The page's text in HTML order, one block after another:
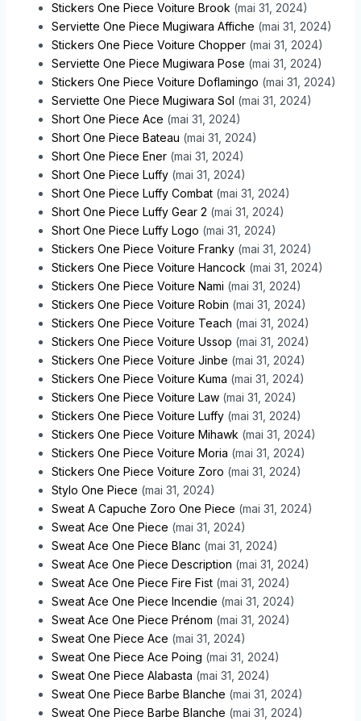
Stickers One Piece Voiture Brook (mai 31, 2024)
Serviette One Piece Mugiwara Affiche (mai 31, 2024)
Stickers One Piece Voiture Chopper (mai 31, 2024)
Serviette One Piece Mugiwara Pose (mai 31, 2024)
Stickers One Piece Voiture Doflamingo (mai 31, 2024)
Serviette One Piece Mugiwara Sol (mai 31, 2024)
Short One Piece Ace (mai 31, 2024)
Short One Piece Bateau (mai 31, 2024)
Short One Piece Ener (mai 31, 2024)
Short One Piece Luffy (mai 31, 2024)
Short One Piece Luffy Combat (mai 31, 2024)
Short One Piece Luffy Gear 2 (mai 31, 2024)
Short One Piece Luffy Logo (mai 31, 2024)
Stickers One Piece Voiture Franky (mai 31, 2024)
Stickers One Piece Voiture Hancock (mai 31, 2024)
Stickers One Piece Voiture Nami (mai 31, 2024)
Stickers One Piece Voiture Robin (mai 31, 2024)
Stickers One Piece Voiture Teach (mai 31, 2024)
Stickers One Piece Voiture Ussop (mai 31, 2024)
Stickers One Piece Voiture Jinbe (mai 31, 2024)
Stickers One Piece Voiture Kuma (mai 31, 2024)
Stickers One Piece Voiture Law (mai 31, 2024)
Stickers One Piece Voiture Luffy (mai 31, 2024)
Stickers One Piece Voiture Mihawk (mai 31, 2024)
Stickers One Piece Voiture Moria (mai 31, 2024)
Stickers One Piece Voiture Zoro (mai 31, 2024)
Stylo One Piece (mai 31, 2024)
Sweat A Capuche Zoro One Piece (mai 31, 2024)
Sweat Ace One Piece (mai 31, 2024)
Sweat Ace One Piece Blanc (mai 31, 2024)
Sweat Ace One Piece Description (mai 31, 2024)
Sweat Ace One Piece Fire Fist (mai 31, 2024)
Sweat Ace One Piece Incendie (mai 31, 2024)
Sweat Ace One Piece Prénom (mai 31, 2024)
Sweat One Piece Ace (mai 31, 2024)
Sweat One Piece Ace Poing (mai 31, 2024)
Sweat One Piece Alabasta (mai 31, 2024)
Sweat One Piece Barbe Blanche (mai 31, 2024)
Sweat One Piece Barbe Blanche (mai 31, 2024)